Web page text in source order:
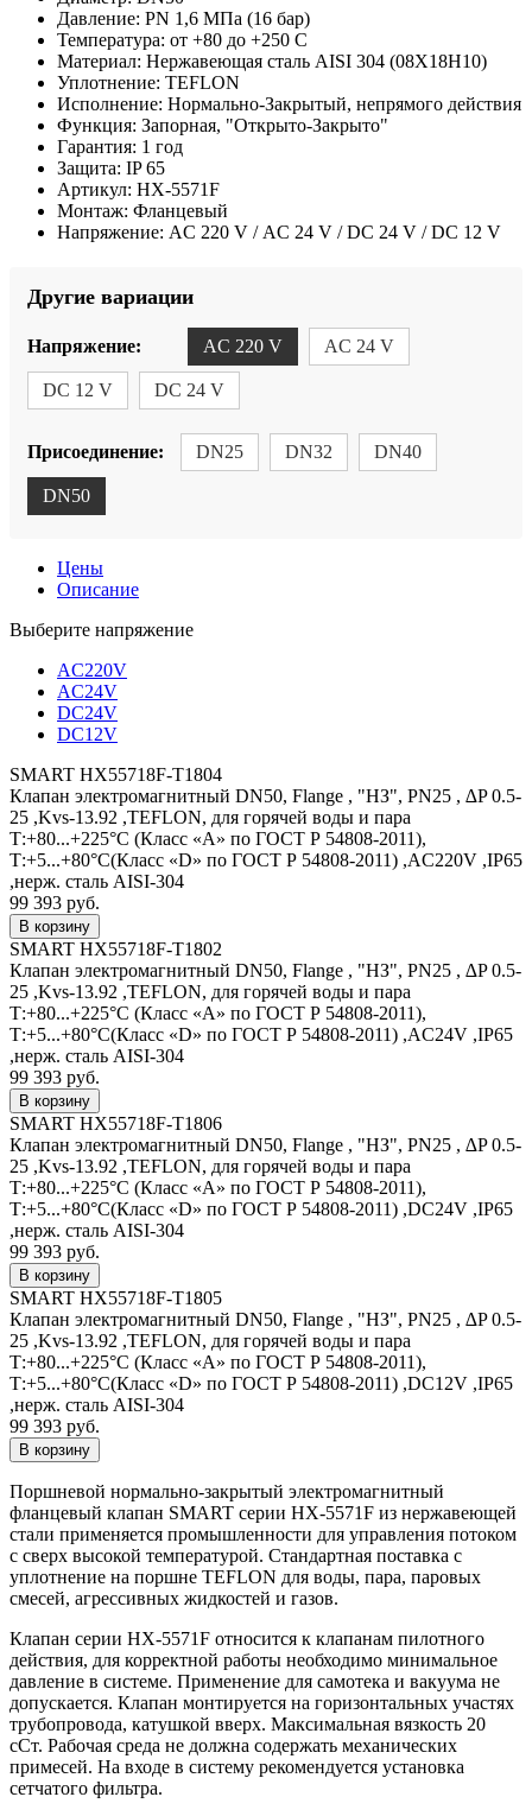
Давление: PN 1,6 МПа (16 бар)
Температура: от +80 до +250 С
Материал: Нержавеющая сталь AISI 304 (08Х18Н10)
Уплотнение: TEFLON
Исполнение: Нормально-Закрытый, непрямого действия
Функция: Запорная, "Открыто-Закрыто"
Гарантия: 1 год
Защита: IP 65
Артикул: HX-5571F
Монтаж: Фланцевый
Напряжение: AC 220 V / AC 24 V / DC 24 V / DC 12 V
Другие вариации
Напряжение: AC 220 V AC 24 V
DC 12 V DC 24 V
Присоединение: DN25 DN32 DN40
DN50
Цены
Описание
Выберите напряжение
AC220V
AC24V
DC24V
DC12V
SMART HX55718F-T1804
Клапан электромагнитный DN50, Flange , "НЗ", PN25 , ∆P 0.5-
25 ,Kvs-13.92 ,TEFLON, для горячей воды и пара
Т:+80...+225°С (Класс «А» по ГОСТ Р 54808-2011),
Т:+5...+80°С(Класс «D» по ГОСТ Р 54808-2011) ,AC220V ,IP65
,нерж. сталь AISI-304
99 393 руб.
SMART HX55718F-T1802
Клапан электромагнитный DN50, Flange , "НЗ", PN25 , ∆P 0.5-
25 ,Kvs-13.92 ,TEFLON, для горячей воды и пара
Т:+80...+225°С (Класс «А» по ГОСТ Р 54808-2011),
Т:+5...+80°С(Класс «D» по ГОСТ Р 54808-2011) ,AC24V ,IP65
,нерж. сталь AISI-304
99 393 руб.
SMART HX55718F-T1806
Клапан электромагнитный DN50, Flange , "НЗ", PN25 , ∆P 0.5-
25 ,Kvs-13.92 ,TEFLON, для горячей воды и пара
Т:+80...+225°С (Класс «А» по ГОСТ Р 54808-2011),
Т:+5...+80°С(Класс «D» по ГОСТ Р 54808-2011) ,DC24V ,IP65
,нерж. сталь AISI-304
99 393 руб.
SMART HX55718F-T1805
Клапан электромагнитный DN50, Flange , "НЗ", PN25 , ∆P 0.5-
25 ,Kvs-13.92 ,TEFLON, для горячей воды и пара
Т:+80...+225°С (Класс «А» по ГОСТ Р 54808-2011),
Т:+5...+80°С(Класс «D» по ГОСТ Р 54808-2011) ,DC12V ,IP65
,нерж. сталь AISI-304
99 393 руб.
Поршневой нормально-закрытый электромагнитный
фланцевый клапан SMART серии HX-5571F из нержавеющей
стали применяется промышленности для управления потоком
c сверх высокой температурой. Стандартная поставка с
уплотнение на поршне TEFLON для воды, пара, паровых
смесей, агрессивных жидкостей и газов.
Клапан серии HX-5571F относится к клапанам пилотного
действия, для корректной работы необходимо минимальное
давление в системе. Применение для самотека и вакуума не
допускается. Клапан монтируется на горизонтальных участях
трубопровода, катушкой вверх. Максимальная вязкость 20
сСт. Рабочая среда не должна содержать механических
примесей. На входе в систему рекомендуется установка
сетчатого фильтра.